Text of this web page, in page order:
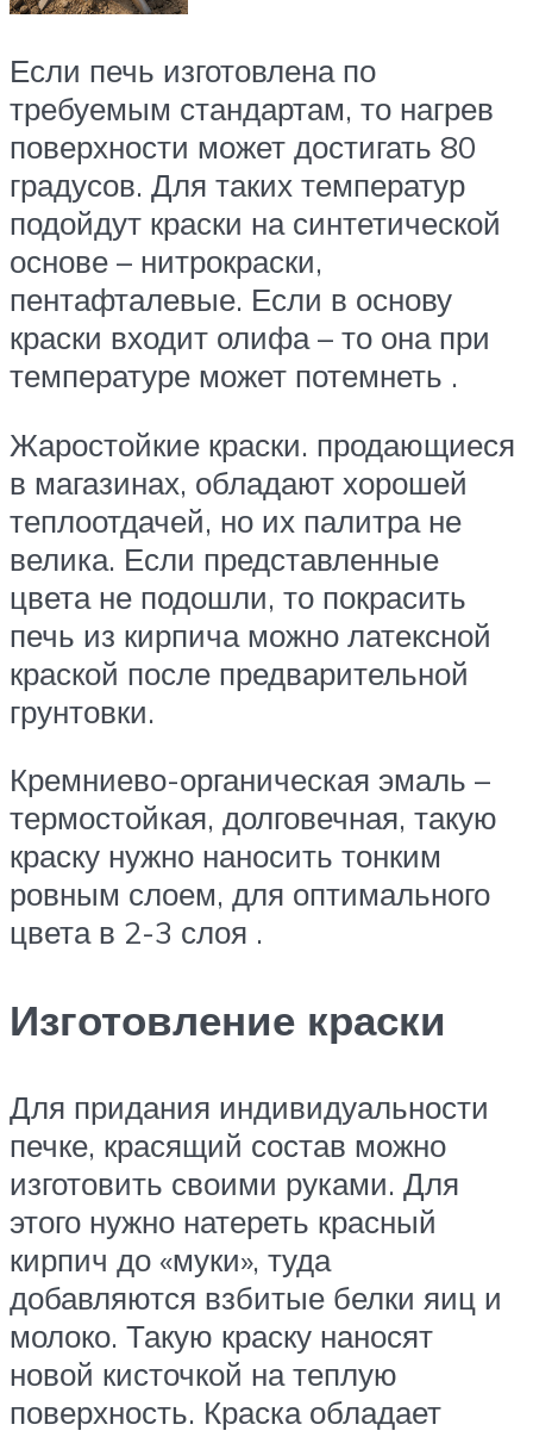
Если печь изготовлена по
требуемым стандартам, то нагрев
поверхности может достигать 80
градусов. Для таких температур
подойдут краски на синтетической
основе – нитрокраски,
пентафталевые. Если в основу
краски входит олифа – то она при
температуре может потемнеть .
Жаростойкие краски. продающиеся
в магазинах, обладают хорошей
теплоотдачей, но их палитра не
велика. Если представленные
цвета не подошли, то покрасить
печь из кирпича можно латексной
краской после предварительной
грунтовки.
Кремниево-органическая эмаль –
термостойкая, долговечная, такую
краску нужно наносить тонким
ровным слоем, для оптимального
цвета в 2-3 слоя .
Изготовление краски
Для придания индивидуальности
печке, красящий состав можно
изготовить своими руками. Для
этого нужно натереть красный
кирпич до «муки», туда
добавляются взбитые белки яиц и
молоко. Такую краску наносят
новой кисточкой на теплую
поверхность. Краска обладает